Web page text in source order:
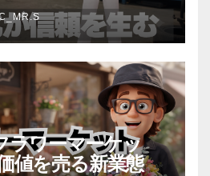
ラワーマーケッ
値を売る新業態